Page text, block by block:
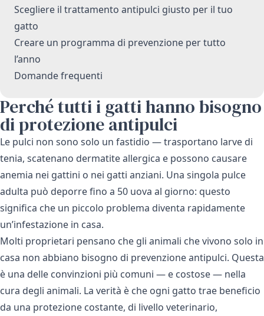
Scegliere il trattamento antipulci giusto per il tuo
gatto
Creare un programma di prevenzione per tutto
l’anno
Domande frequenti
Perché tutti i gatti hanno bisogno
di protezione antipulci
Le pulci non sono solo un fastidio — trasportano larve di
tenia, scatenano dermatite allergica e possono causare
anemia nei gattini o nei gatti anziani. Una singola pulce
adulta può deporre fino a 50 uova al giorno: questo
significa che un piccolo problema diventa rapidamente
un’infestazione in casa.
Molti proprietari pensano che gli animali che vivono solo in
casa non abbiano bisogno di prevenzione antipulci. Questa
è una delle convinzioni più comuni — e costose — nella
cura degli animali. La verità è che ogni gatto trae beneficio
da una protezione costante, di livello veterinario,